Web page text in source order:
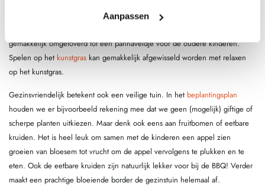
Aanpassen
Een gezinstuin is ook een tuin waar we rekening houden met een
gemakkelijk omgetoverd tot een pannaveldje voor de oudere kinderen.
Spelen op het kunstgras kan gemakkelijk afgewisseld worden met relaxen
op het kunstgras.
Gezinsvriendelijk betekent ook een veilige tuin. In het beplantingsplan
houden we er bijvoorbeeld rekening mee dat we geen (mogelijk) giftige of
scherpe planten uitkiezen. Maar denk ook eens aan fruitbomen of eetbare
kruiden. Het is heel leuk om samen met de kinderen een appel zien
groeien van bloesem tot vrucht om de appel vervolgens te plukken en te
eten. Ook de eetbare kruiden zijn natuurlijk lekker voor bij de BBQ! Verder
maakt een prachtige bloeiende border de gezinstuin helemaal af.